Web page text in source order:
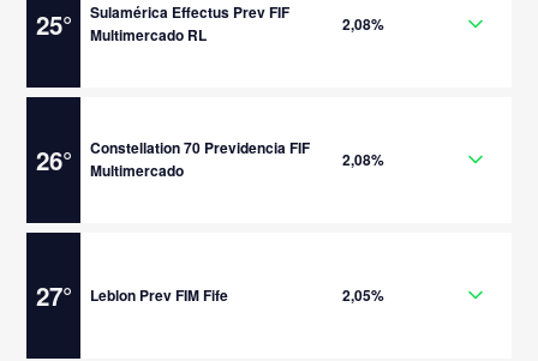
25°
Sulamérica Effectus Prev FIF
Multimercado RL
2,08%
26°
Constellation 70 Previdencia FIF
Multimercado
2,08%
27° Leblon Prev FIM Fife 2,05%